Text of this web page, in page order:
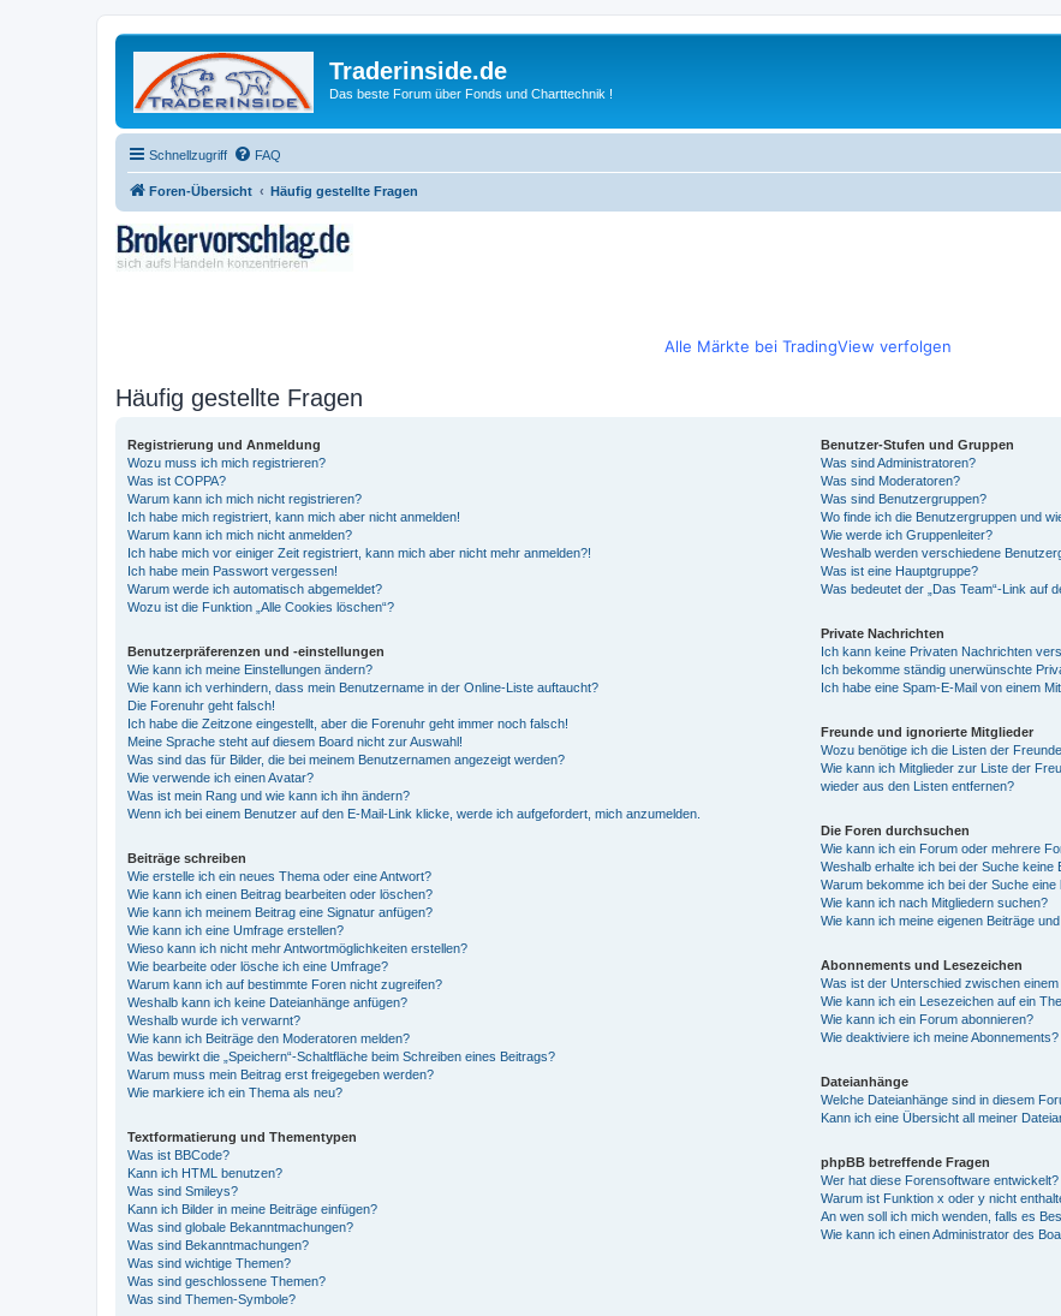
Traderinside.de
Das beste Forum über Fonds und Charttechnik !
Schnellzugriff FAQ
Foren-Übersicht Häufig gestellte Fragen
Alle Märkte bei TradingView verfolgen
Häufig gestellte Fragen
Registrierung und Anmeldung
Wozu muss ich mich registrieren?
Was ist COPPA?
Warum kann ich mich nicht registrieren?
Ich habe mich registriert, kann mich aber nicht anmelden!
Warum kann ich mich nicht anmelden?
Ich habe mich vor einiger Zeit registriert, kann mich aber nicht mehr anmelden?!
Ich habe mein Passwort vergessen!
Warum werde ich automatisch abgemeldet?
Wozu ist die Funktion „Alle Cookies löschen“?
Benutzerpräferenzen und -einstellungen
Wie kann ich meine Einstellungen ändern?
Wie kann ich verhindern, dass mein Benutzername in der Online-Liste auftaucht?
Die Forenuhr geht falsch!
Ich habe die Zeitzone eingestellt, aber die Forenuhr geht immer noch falsch!
Meine Sprache steht auf diesem Board nicht zur Auswahl!
Was sind das für Bilder, die bei meinem Benutzernamen angezeigt werden?
Wie verwende ich einen Avatar?
Was ist mein Rang und wie kann ich ihn ändern?
Wenn ich bei einem Benutzer auf den E-Mail-Link klicke, werde ich aufgefordert, mich anzumelden.
Beiträge schreiben
Wie erstelle ich ein neues Thema oder eine Antwort?
Wie kann ich einen Beitrag bearbeiten oder löschen?
Wie kann ich meinem Beitrag eine Signatur anfügen?
Wie kann ich eine Umfrage erstellen?
Wieso kann ich nicht mehr Antwortmöglichkeiten erstellen?
Wie bearbeite oder lösche ich eine Umfrage?
Warum kann ich auf bestimmte Foren nicht zugreifen?
Weshalb kann ich keine Dateianhänge anfügen?
Weshalb wurde ich verwarnt?
Wie kann ich Beiträge den Moderatoren melden?
Was bewirkt die „Speichern“-Schaltfläche beim Schreiben eines Beitrags?
Warum muss mein Beitrag erst freigegeben werden?
Wie markiere ich ein Thema als neu?
Textformatierung und Thementypen
Was ist BBCode?
Kann ich HTML benutzen?
Was sind Smileys?
Kann ich Bilder in meine Beiträge einfügen?
Was sind globale Bekanntmachungen?
Was sind Bekanntmachungen?
Was sind wichtige Themen?
Was sind geschlossene Themen?
Was sind Themen-Symbole?
Benutzer-Stufen und Gruppen
Was sind Administratoren?
Was sind Moderatoren?
Was sind Benutzergruppen?
Wo finde ich die Benutzergruppen und
Wie werde ich Gruppenleiter?
Weshalb werden verschiedene
Was ist eine Hauptgruppe?
Was bedeutet der „Das Team“-Link auf
Private Nachrichten
Ich kann keine Privaten Nachrichten
Ich bekomme ständig unerwünschte
Ich habe eine Spam-E-Mail von einem
Freunde und ignorierte Mitglieder
Wozu benötige ich die Listen der
Wie kann ich Mitglieder zur Liste der
wieder aus den Listen entfernen?
Die Foren durchsuchen
Wie kann ich ein Forum oder mehrere
Weshalb erhalte ich bei der Suche keine
Warum bekomme ich bei der Suche eine
Wie kann ich nach Mitgliedern suchen?
Wie kann ich meine eigenen Beiträge
Abonnements und Lesezeichen
Was ist der Unterschied zwischen
Wie kann ich ein Lesezeichen auf ein
Wie kann ich ein Forum abonnieren?
Wie deaktiviere ich meine Abonnements?
Dateianhänge
Welche Dateianhänge sind in diesem
Kann ich eine Übersicht all meiner
phpBB betreffende Fragen
Wer hat diese Forensoftware entwickelt?
Warum ist Funktion x oder y nicht
An wen soll ich mich wenden, falls es
Wie kann ich einen Administrator des